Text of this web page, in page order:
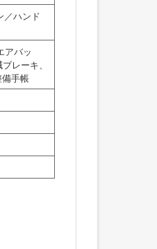
／ハンド
アバッ
レーキ、
手帳